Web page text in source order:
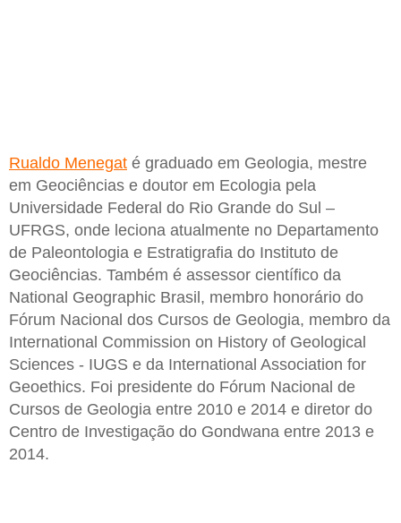
Rualdo Menegat é graduado em Geologia, mestre
em Geociências e doutor em Ecologia pela
Universidade Federal do Rio Grande do Sul –
UFRGS, onde leciona atualmente no Departamento
de Paleontologia e Estratigrafia do Instituto de
Geociências. Também é assessor científico da
National Geographic Brasil, membro honorário do
Fórum Nacional dos Cursos de Geologia, membro da
International Commission on History of Geological
Sciences - IUGS e da International Association for
Geoethics. Foi presidente do Fórum Nacional de
Cursos de Geologia entre 2010 e 2014 e diretor do
Centro de Investigação do Gondwana entre 2013 e
2014.